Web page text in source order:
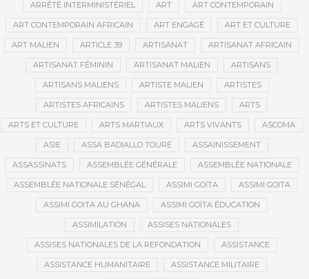
ARRÊTÉ INTERMINISTÉRIEL ART ART CONTEMPORAIN
ART CONTEMPORAIN AFRICAIN ART ENGAGÉ ART ET CULTURE
ART MALIEN ARTICLE 39 ARTISANAT ARTISANAT AFRICAIN
ARTISANAT FÉMININ ARTISANAT MALIEN ARTISANS
ARTISANS MALIENS ARTISTE MALIEN ARTISTES
ARTISTES AFRICAINS ARTISTES MALIENS ARTS
ARTS ET CULTURE ARTS MARTIAUX ARTS VIVANTS ASCOMA
ASIE ASSA BADIALLO TOURÉ ASSAINISSEMENT
ASSASSINATS ASSEMBLÉE GÉNÉRALE ASSEMBLÉE NATIONALE
ASSEMBLÉE NATIONALE SÉNÉGAL ASSIMI GOÏTA ASSIMI GOITA
ASSIMI GOITA AU GHANA ASSIMI GOÏTA ÉDUCATION
ASSIMILATION ASSISES NATIONALES
ASSISES NATIONALES DE LA REFONDATION ASSISTANCE
ASSISTANCE HUMANITAIRE ASSISTANCE MILITAIRE